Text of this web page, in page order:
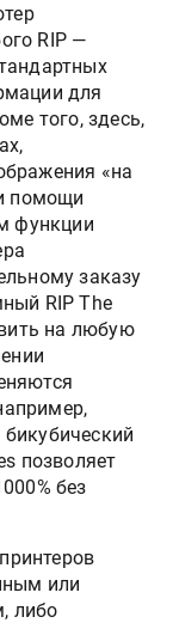
RIP —
для
того, здесь,
«на
помощи
функции
заказу
RIP The
на любую
позволяет
без
или
либо